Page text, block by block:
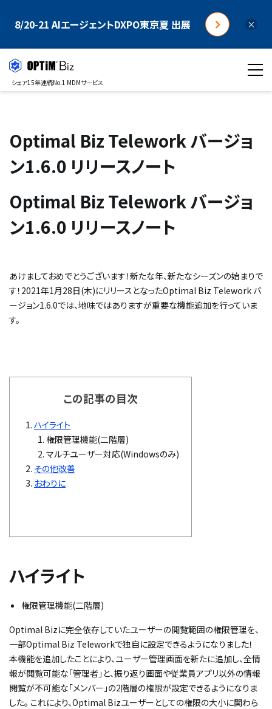
8/20-21 AIエージェントDXPO東京夏 出展 ×
シェア15年連続No.1 MDMサービス
Optimal Biz Telework バージョ
ン1.6.0 リリースノート
Optimal Biz Telework バージョ
ン1.6.0 リリースノート
あけましておめでとうございます！新たな年、新たなシーズンの始まりで
す！2021年1月28日(木)にリリースとなったOptimal Biz Telework バ
ージョン1.6.0では、地味ではありますが重要な機能追加を行っていま
す。
この記事の目次
ハイライト
権限管理機能(二階層)​
マルチユーザー対応(Windowsのみ)
その他改善
おわりに
ハイライト
権限管理機能(二階層)​
Optimal Bizに完全依存していたユーザーの閲覧範囲の権限管理を、
一部Optimal Biz Teleworkで独自に設定できるようになりました！
本機能を追加したことにより、ユーザー管理画面を新たに追加し、全情
報が閲覧可能な「管理者」と、振り返り画面や従業員アプリ以外の情報
閲覧が不可能な「メンバー」の2階層の権限が設定できるようになりま
した。 これにより、Optimal Bizユーザーとしての権限の大小に関わら